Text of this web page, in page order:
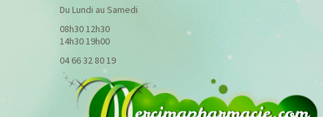
Du Lundi au Samedi
08h30 12h30
14h30 19h00
04 66 32 80 19